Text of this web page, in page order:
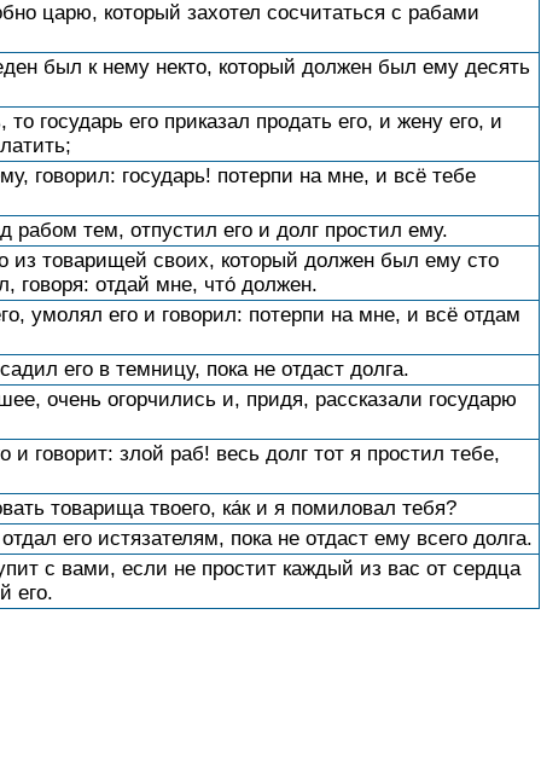
царю, который захотел сосчитаться с рабами
был к нему некто, который должен был ему десять
государь его приказал продать его, и жену его, и
говорил: государь! потерпи на мне, и всё тебе
рабом тем, отпустил его и долг простил ему.
из товарищей своих, который должен был ему сто
говоря: отдай мне, что́ должен.
умолял его и говорил: потерпи на мне, и всё отдам
его в темницу, пока не отдаст долга.
очень огорчились и, придя, рассказали государю
и говорит: злой раб! весь долг тот я простил тебе,
товарища твоего, ка́к и я помиловал тебя?
его истязателям, пока не отдаст ему всего долга.
с вами, если не простит каждый из вас от сердца
его.